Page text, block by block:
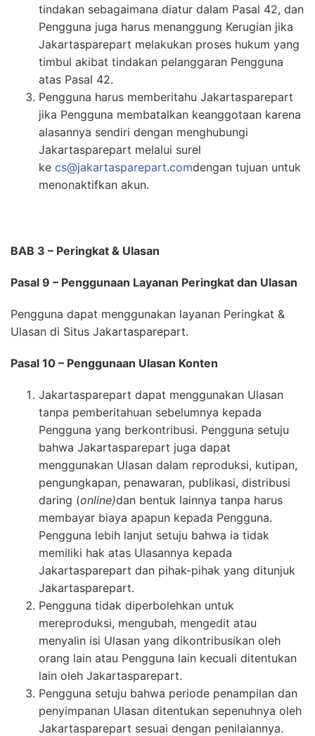
tindakan sebagaimana diatur dalam Pasal 42, dan
Pengguna juga harus menanggung Kerugian jika
Jakartasparepart melakukan proses hukum yang
timbul akibat tindakan pelanggaran Pengguna
atas Pasal 42.
Pengguna harus memberitahu Jakartasparepart
jika Pengguna membatalkan keanggotaan karena
alasannya sendiri dengan menghubungi
Jakartasparepart melalui surel
ke cs@jakartasparepart.comdengan tujuan untuk
menonaktifkan akun.
BAB 3 – Peringkat & Ulasan
Pasal 9 – Penggunaan Layanan Peringkat dan Ulasan
Pengguna dapat menggunakan layanan Peringkat &
Ulasan di Situs Jakartasparepart.
Pasal 10 – Penggunaan Ulasan Konten
Jakartasparepart dapat menggunakan Ulasan
tanpa pemberitahuan sebelumnya kepada
Pengguna yang berkontribusi. Pengguna setuju
bahwa Jakartasparepart juga dapat
menggunakan Ulasan dalam reproduksi, kutipan,
pengungkapan, penawaran, publikasi, distribusi
daring (online)dan bentuk lainnya tanpa harus
membayar biaya apapun kepada Pengguna.
Pengguna lebih lanjut setuju bahwa ia tidak
memiliki hak atas Ulasannya kepada
Jakartasparepart dan pihak-pihak yang ditunjuk
Jakartasparepart.
Pengguna tidak diperbolehkan untuk
mereproduksi, mengubah, mengedit atau
menyalin isi Ulasan yang dikontribusikan oleh
orang lain atau Pengguna lain kecuali ditentukan
lain oleh Jakartasparepart.
Pengguna setuju bahwa periode penampilan dan
penyimpanan Ulasan ditentukan sepenuhnya oleh
Jakartasparepart sesuai dengan penilaiannya.